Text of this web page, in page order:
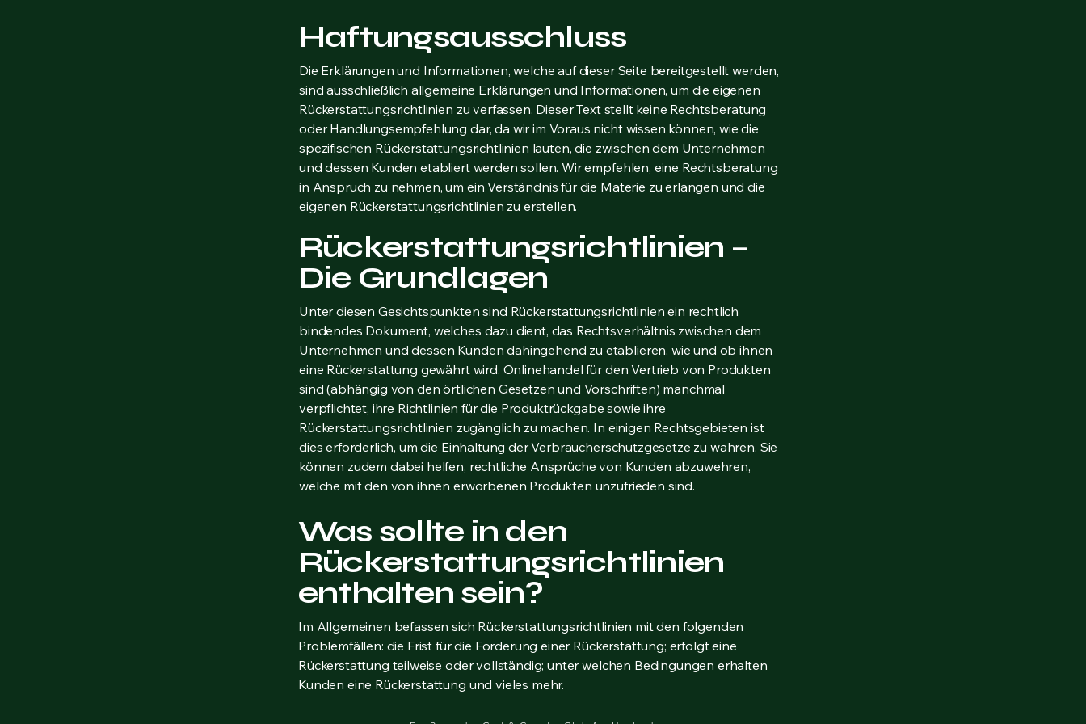
Haftungsausschluss
Die Erklärungen und Informationen, welche auf dieser Seite bereitgestellt werden,
sind ausschließlich allgemeine Erklärungen und Informationen, um die eigenen
Rückerstattungsrichtlinien zu verfassen. Dieser Text stellt keine Rechtsberatung
oder Handlungsempfehlung dar, da wir im Voraus nicht wissen können, wie die
spezifischen Rückerstattungsrichtlinien lauten, die zwischen dem Unternehmen
und dessen Kunden etabliert werden sollen. Wir empfehlen, eine Rechtsberatung
in Anspruch zu nehmen, um ein Verständnis für die Materie zu erlangen und die
eigenen Rückerstattungsrichtlinien zu erstellen.
Rückerstattungsrichtlinien –
Die Grundlagen
Unter diesen Gesichtspunkten sind Rückerstattungsrichtlinien ein rechtlich
bindendes Dokument, welches dazu dient, das Rechtsverhältnis zwischen dem
Unternehmen und dessen Kunden dahingehend zu etablieren, wie und ob ihnen
eine Rückerstattung gewährt wird. Onlinehandel für den Vertrieb von Produkten
sind (abhängig von den örtlichen Gesetzen und Vorschriften) manchmal
verpflichtet, ihre Richtlinien für die Produktrückgabe sowie ihre
Rückerstattungsrichtlinien zugänglich zu machen. In einigen Rechtsgebieten ist
dies erforderlich, um die Einhaltung der Verbraucherschutzgesetze zu wahren. Sie
können zudem dabei helfen, rechtliche Ansprüche von Kunden abzuwehren,
welche mit den von ihnen erworbenen Produkten unzufrieden sind.
Was sollte in den
Rückerstattungsrichtlinien
enthalten sein?
Im Allgemeinen befassen sich Rückerstattungsrichtlinien mit den folgenden
Problemfällen: die Frist für die Forderung einer Rückerstattung; erfolgt eine
Rückerstattung teilweise oder vollständig; unter welchen Bedingungen erhalten
Kunden eine Rückerstattung und vieles mehr.